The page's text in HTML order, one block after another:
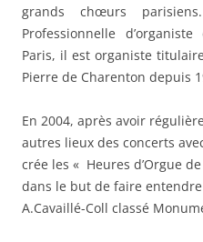
grands chœurs
Professionnelle
Paris, il est organiste
Pierre de Charenton depuis
En 2004, après avoir
autres lieux des concerts
crée les « Heures d’Orgue
dans le but de faire
A.Cavaillé-Coll classé